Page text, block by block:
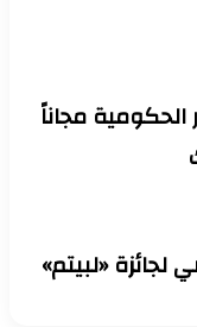
بالمجازر الحكومية مجاناً
لجائزة «لبيتم»